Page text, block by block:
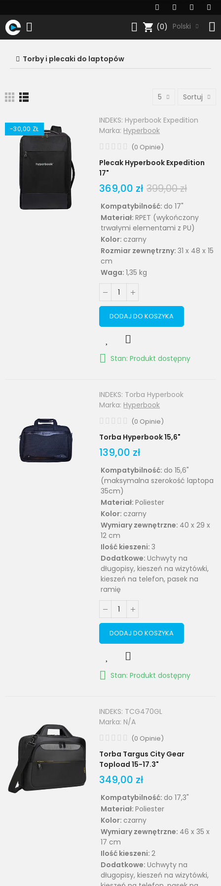
shopping_cart (0) Polski
Torby i plecaki do laptopów
5 Sortuj
-30,00 ZŁ
INDEKS: Hyperbook Expedition
Marka: Hyperbook
(0 Opinie)
Plecak Hyperbook Expedition
17"
369,00 zł 399,00 zł
Kompatybilność: do 17"
Materiał:RPET (wykończony
trwałymi elementami z PU)
Kolor: czarny
Rozmiar zewnętrzny:31 x 48 x 15
cm
Waga:1,35 kg
DODAJ DO KOSZYKA
Stan: Produkt dostępny
INDEKS: Torba Hyperbook
Marka: Hyperbook
(0 Opinie)
Torba Hyperbook 15,6"
139,00 zł
Kompatybilność: do 15,6"
(maksymalna szerokość laptopa
35cm)
Materiał:Poliester
Kolor: czarny
Wymiary zewnętrzne: 40 x 29 x
12 cm
Ilość kieszeni:3
Dodatkowe:Uchwyty na
długopisy, kieszeń na wizytówki,
kieszeń na telefon, pasek na
ramię
DODAJ DO KOSZYKA
Stan: Produkt dostępny
INDEKS: TCG470GL
Marka: N/A
(0 Opinie)
Torba Targus City Gear
Topload 15-17.3"
349,00 zł
Kompatybilność: do 17,3"
Materiał:Poliester
Kolor: czarny
Wymiary zewnętrzne: 46 x 35 x
17 cm
Ilość kieszeni:2
Dodatkowe:Uchwyty na
długopisy, kieszeń na wizytówki,